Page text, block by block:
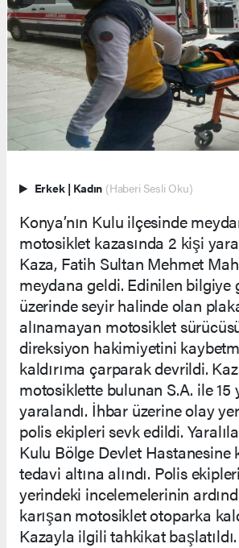
Erkek | Kadın (Haberi Sesli Oku)
Konya’nın Kulu ilçesinde
motosiklet kazasında 2 kişi
Kaza, Fatih Sultan Mehmet
meydana geldi. Edinilen bilgiye
üzerinde seyir halinde olan
alınamayan motosiklet
direksiyon hakimiyetini
kaldırıma çarparak devrildi.
motosiklette bulunan S.A. ile 15
yaralandı. İhbar üzerine olay
polis ekipleri sevk edildi.
Kulu Bölge Devlet Hastanesine
tedavi altına alındı. Polis
yerindeki incelemelerinin
karışan motosiklet otoparka
Kazayla ilgili tahkikat başlatıldı.